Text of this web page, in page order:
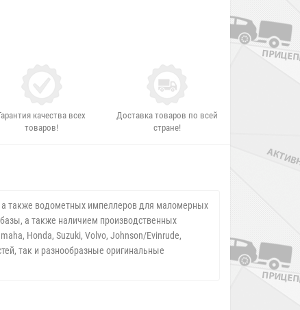
качества всех
товаров!
Доставка товаров по всей
стране!
а также водометных импеллеров для маломерных
а также наличием производственных
Honda, Suzuki, Volvo, Johnson/Evinrude,
так и разнообразные оригинальные